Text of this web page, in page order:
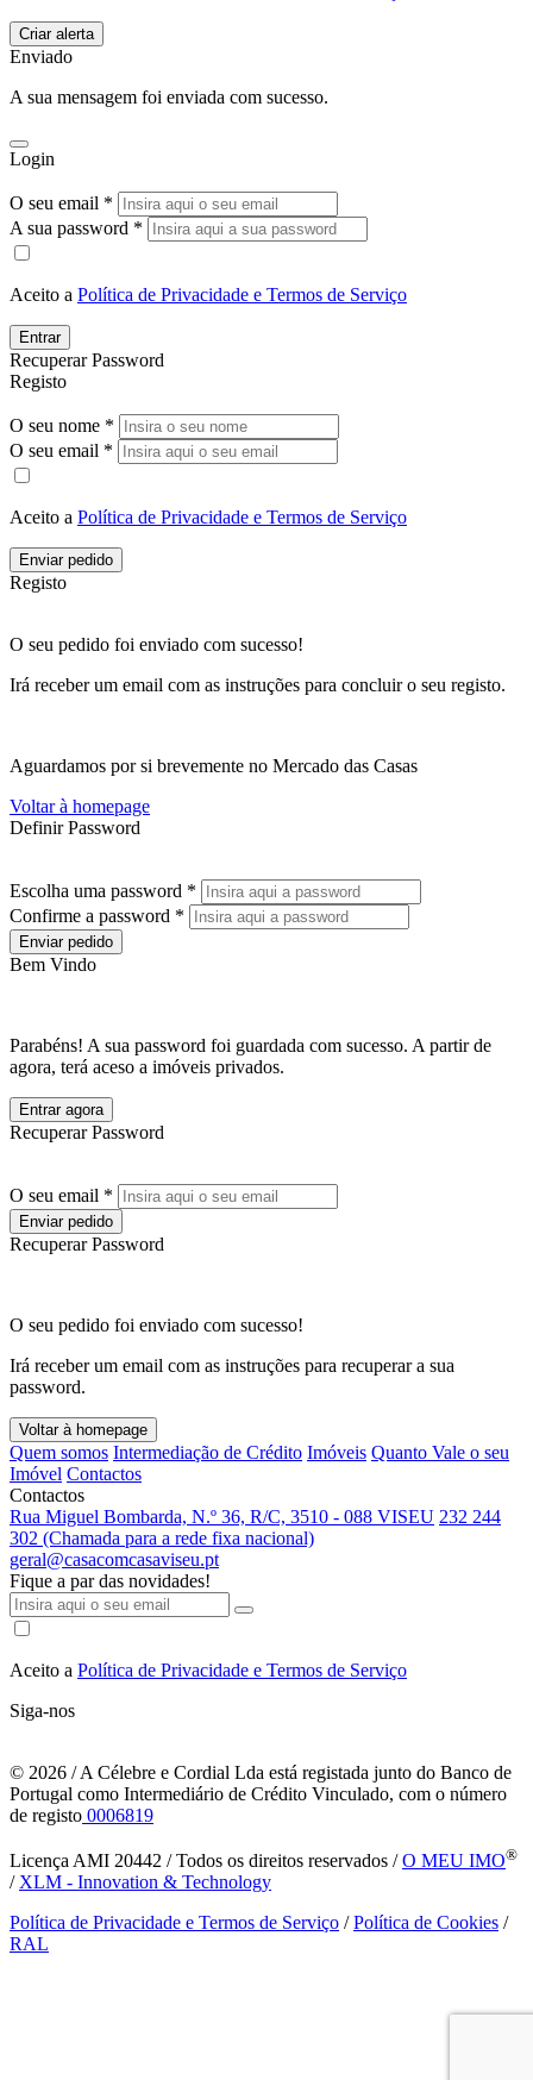
Enviado
A sua mensagem foi enviada com sucesso.
Login
O seu email *
A sua password *
Aceito a Política de Privacidade e Termos de Serviço
Entrar
Recuperar Password
Registo
O seu nome *
O seu email *
Aceito a Política de Privacidade e Termos de Serviço
Enviar pedido
Registo
O seu pedido foi enviado com sucesso!
Irá receber um email com as instruções para concluir o seu registo.
Aguardamos por si brevemente no Mercado das Casas
Voltar à homepage
Definir Password
Escolha uma password *
Confirme a password *
Enviar pedido
Bem Vindo
Parabéns! A sua password foi guardada com sucesso. A partir de
agora, terá aceso a imóveis privados.
Entrar agora
Recuperar Password
O seu email *
Enviar pedido
Recuperar Password
O seu pedido foi enviado com sucesso!
Irá receber um email com as instruções para recuperar a sua
password.
Voltar à homepage
Quem somos Intermediação de Crédito Imóveis Quanto Vale o seu
Imóvel Contactos
Contactos
Rua Miguel Bombarda, N.º 36, R/C, 3510 - 088 VISEU 232 244
302 (Chamada para a rede fixa nacional)
geral@casacomcasaviseu.pt
Fique a par das novidades!
Aceito a Política de Privacidade e Termos de Serviço
Siga-nos
© 2026 / A Célebre e Cordial Lda está registada junto do Banco de
Portugal como Intermediário de Crédito Vinculado, com o número
de registo 0006819
Licença AMI 20442 / Todos os direitos reservados /O MEU IMO®
/ XLM - Innovation & Technology
Política de Privacidade e Termos de Serviço /Política de Cookies /
RAL